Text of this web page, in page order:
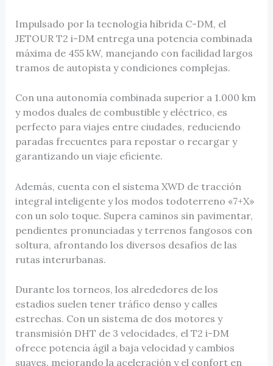
Impulsado por la tecnología híbrida C-DM, el
JETOUR T2 i-DM entrega una potencia combinada
máxima de 455 kW, manejando con facilidad largos
tramos de autopista y condiciones complejas.
Con una autonomía combinada superior a 1.000 km
y modos duales de combustible y eléctrico, es
perfecto para viajes entre ciudades, reduciendo
paradas frecuentes para repostar o recargar y
garantizando un viaje eficiente.
Además, cuenta con el sistema XWD de tracción
integral inteligente y los modos todoterreno «7+X»
con un solo toque. Supera caminos sin pavimentar,
pendientes pronunciadas y terrenos fangosos con
soltura, afrontando los diversos desafíos de las
rutas interurbanas.
Durante los torneos, los alrededores de los
estadios suelen tener tráfico denso y calles
estrechas. Con un sistema de dos motores y
transmisión DHT de 3 velocidades, el T2 i-DM
ofrece potencia ágil a baja velocidad y cambios
suaves, mejorando la aceleración y el confort en